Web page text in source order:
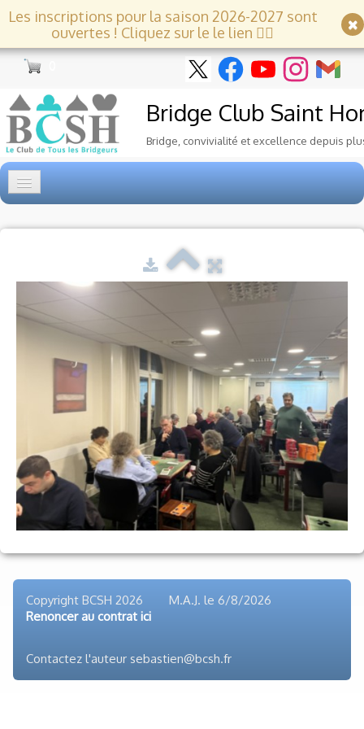
Les inscriptions pour la saison 2026-2027 sont
ouvertes ! Cliquez sur le le lien 👇🏻
Bridge Club Saint
Bridge, convivialité et excellence depuis
Ecole de Bridge
Le Club▼
Voyages et festivals
Photos▼
Copyright BCSH 2026 M.A.J. le 6/8/2026
Renoncer au contrat ici
Contactez l'auteur sebastien@bcsh.fr